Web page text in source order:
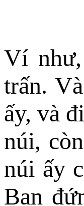
Ví
trấn.
ấy, và
núi,
núi ấy
Bạn